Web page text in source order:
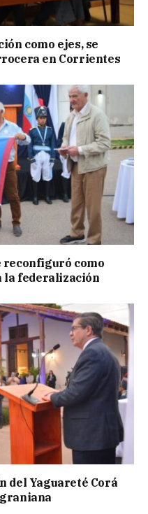
como ejes, se
en Corrientes
como
la federalización
del Yaguareté Corá